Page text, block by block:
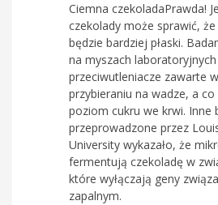
Ciemna czekoladaPrawda!
czekolady może sprawić,
będzie bardziej płaski.
na myszach laboratoryjnych
przeciwutleniacze zawarte
przybieraniu na wadze, a co
poziom cukru we krwi. Inne
przeprowadzone przez
University wykazało, że
fermentują czekoladę w
które wyłączają geny
zapalnym.